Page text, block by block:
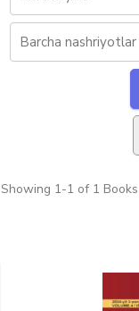
Showing 1-1 of 1 Books